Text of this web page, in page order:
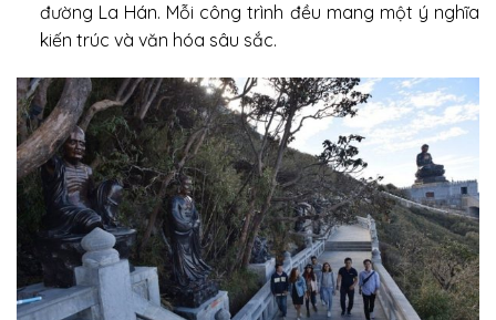
đường La Hán. Mỗi công trình đều mang một ý nghĩa
kiến trúc và văn hóa sâu sắc.